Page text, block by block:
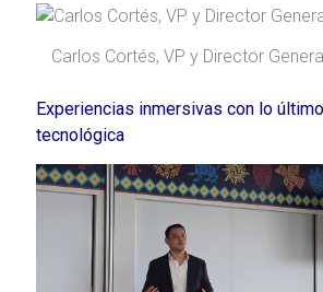
Carlos Cortés, VP y Director
Experiencias inmersivas con lo
tecnológica